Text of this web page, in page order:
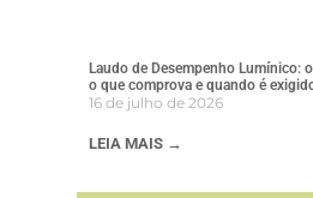
Laudo de Desempenho Lumínico:
o que comprova e quando é
16 de julho de 2026
LEIA MAIS →